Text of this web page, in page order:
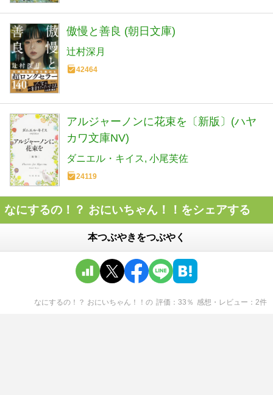
傲慢と善良 (朝日文庫)
辻村深月
42464
アルジャーノンに花束を〔新版〕(ハヤ
カワ文庫NV)
ダニエル・キイス 小尾芙佐
24119
なにするの！？ おにいちゃん！！をシェアする
本つぶやきをつぶやく
なにするの！？ おにいちゃん！！ の 評価 33 ％ 感想・レビュー 2件